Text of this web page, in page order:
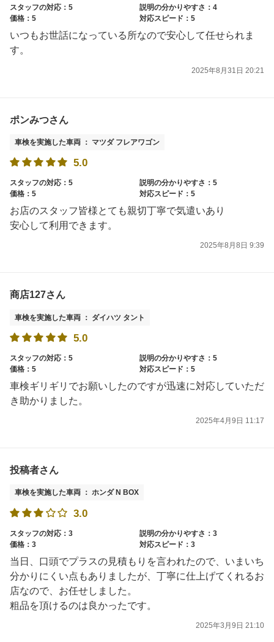
スタッフの対応：5
説明の分かりやすさ：4
価格：5
対応スピード：5
いつもお世話になっている所なので安心して任せられま
す。
2025年8月31日 20:21
ポンみつさん
車検を実施した車両 ： マツダ フレアワゴン
5.0
スタッフの対応：5
説明の分かりやすさ：5
価格：5
対応スピード：5
お店のスタッフ皆様とても親切丁寧で気遣いあり
安心して利用できます。
2025年8月8日 9:39
商店127さん
車検を実施した車両 ： ダイハツ タント
5.0
スタッフの対応：5
説明の分かりやすさ：5
価格：5
対応スピード：5
車検ギリギリでお願いしたのですが迅速に対応していただ
き助かりました。
2025年4月9日 11:17
投稿者さん
車検を実施した車両 ： ホンダ N BOX
3.0
スタッフの対応：3
説明の分かりやすさ：3
価格：3
対応スピード：3
当日、口頭でプラスの見積もりを言われたので、いまいち
分かりにくい点もありましたが、丁寧に仕上げてくれるお
店なので、お任せしました。
粗品を頂けるのは良かったです。
2025年3月9日 21:10